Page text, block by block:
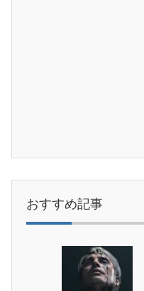
おすすめ記事